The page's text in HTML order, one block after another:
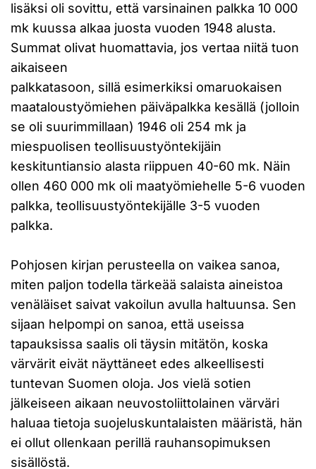
lisäksi oli sovittu, että varsinainen palkka 10 000
mk kuussa alkaa juosta vuoden 1948 alusta.
Summat olivat huomattavia, jos vertaa niitä tuon
aikaiseen
palkkatasoon, sillä esimerkiksi omaruokaisen
maataloustyömiehen päiväpalkka kesällä (jolloin
se oli suurimmillaan) 1946 oli 254 mk ja
miespuolisen teollisuustyöntekijäin
keskituntiansio alasta riippuen 40-60 mk. Näin
ollen 460 000 mk oli maatyömiehelle 5-6 vuoden
palkka, teollisuustyöntekijälle 3-5 vuoden
palkka.
Pohjosen kirjan perusteella on vaikea sanoa,
miten paljon todella tärkeää salaista aineistoa
venäläiset saivat vakoilun avulla haltuunsa. Sen
sijaan helpompi on sanoa, että useissa
tapauksissa saalis oli täysin mitätön, koska
värvärit eivät näyttäneet edes alkeellisesti
tuntevan Suomen oloja. Jos vielä sotien
jälkeiseen aikaan neuvostoliittolainen värväri
haluaa tietoja suojeluskuntalaisten määristä, hän
ei ollut ollenkaan perillä rauhansopimuksen
sisällöstä.